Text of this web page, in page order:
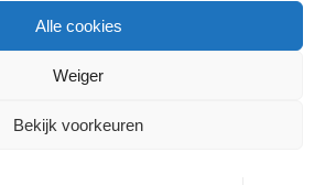
Alle cookies
Weiger
Bekijk voorkeuren